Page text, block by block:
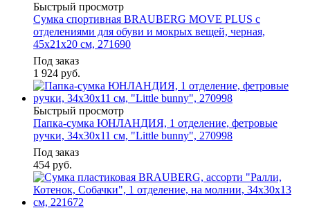
Быстрый просмотр
Сумка спортивная BRAUBERG MOVE PLUS с
отделениями для обуви и мокрых вещей, черная,
45x21x20 см, 271690
Под заказ
1 924 руб.
Быстрый просмотр
Папка-сумка ЮНЛАНДИЯ, 1 отделение, фетровые
ручки, 34х30х11 см, "Little bunny", 270998
Под заказ
454 руб.